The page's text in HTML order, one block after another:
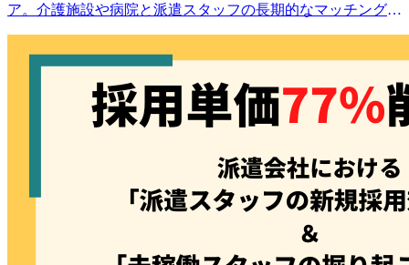
ア。介護施設や病院と派遣スタッフの長期的なマッチング